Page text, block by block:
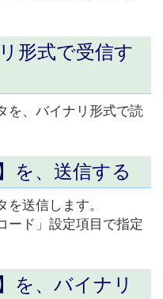
形式で受信す
を、バイナリ形式で読
を、 送信する
送信します。
ード」設定項目で指定
を、 バイナリ